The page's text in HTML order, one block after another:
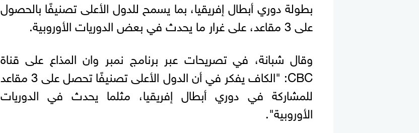
بطولة دوري أبطال إفريقيا، بما يسمح للدول الأعلى تصنيفًا بالحصول
على 3 مقاعد، على غرار ما يحدث في بعض الدوريات الأوروبية.
وقال شبانة، في تصريحات عبر برنامج نمبر وان المذاع على قناة
CBC: "الكاف يفكر في أن الدول الأعلى تصنيفًا تحصل على 3 مقاعد
للمشاركة في دوري أبطال إفريقيا، مثلما يحدث في الدوريات
الأوروبية".